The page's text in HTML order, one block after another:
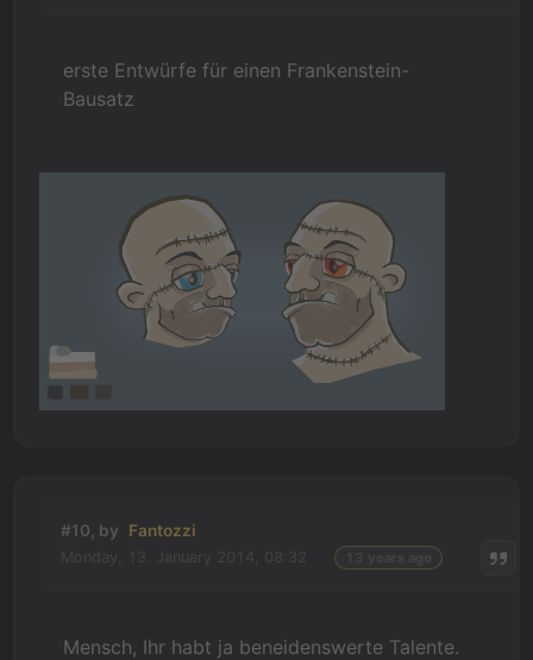
erste Entwürfe für einen Frankenstein-
Bausatz
#10, by Fantozzi
Mensch, Ihr habt ja beneidenswerte Talente.